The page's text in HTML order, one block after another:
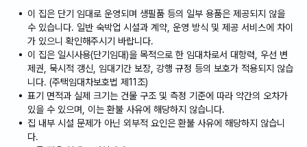
이 집은 단기 임대로 운영되며 생필품 등의 일부 용품은 제공되지 않을
수 있습니다. 일반 숙박업 시설과 계약, 운영 방식 및 제공 서비스에 차이
가 있으니 확인해주시기 바랍니다.
이 집은 일시사용(단기임대)을 목적으로 한 임대차로서 대항력, 우선 변
제권, 묵시적 갱신, 임대기간 보장, 강행 규정 등의 보호가 적용되지 않습
니다. (주택임대차보호법 제11조)
표기 면적과 실제 크기는 건물 구조 및 측정 기준에 따라 약간의 오차가
있을 수 있으며, 이는 환불 사유에 해당하지 않습니다.
집 내부 시설 문제가 아닌 외부적 요인은 환불 사유에 해당하지 않습니
다.